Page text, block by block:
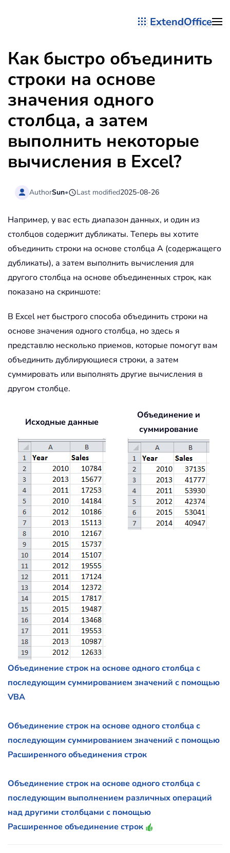
ExtendOffice
Как быстро объединить
строки на основе
значения одного
столбца, а затем
выполнить некоторые
вычисления в Excel?
AuthorSun• Last modified2025-08-26
Например, у вас есть диапазон данных, и один из
столбцов содержит дубликаты. Теперь вы хотите
объединить строки на основе столбца A (содержащего
дубликаты), а затем выполнить вычисления для
другого столбца на основе объединенных строк, как
показано на скриншоте:
В Excel нет быстрого способа объединить строки на
основе значения одного столбца, но здесь я
представлю несколько приемов, которые помогут вам
объединить дублирующиеся строки, а затем
суммировать или выполнять другие вычисления в
другом столбце.
Исходные данные
Объединение и
суммирование
Объединение строк на основе одного столбца с
последующим суммированием значений с помощью
VBA
Объединение строк на основе одного столбца с
последующим суммированием значений с помощью
Расширенного объединения строк
Объединение строк на основе одного столбца с
последующим выполнением различных операций
над другими столбцами с помощью
Расширенное объединение строк